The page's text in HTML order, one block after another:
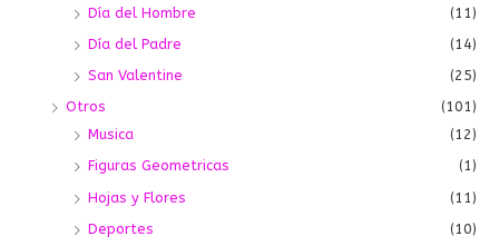
Día del Hombre
(11)
Día del Padre
(14)
San Valentine
(25)
Otros
(101)
Musica
(12)
Figuras Geometricas
(1)
Hojas y Flores
(11)
Deportes
(10)